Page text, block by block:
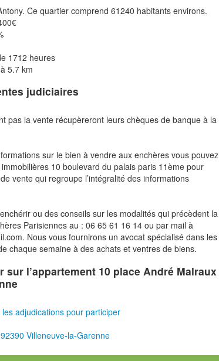
Ce quartier comprend 61240 habitants environs.
1712 heures
5.7 km
judiciaires
pas la vente récupèreront leurs chèques de banque à la
sur le bien à vendre aux enchères vous pouvez
10 boulevard du palais paris 11ème pour
vente qui regroupe l’intégralité des informations
ou des conseils sur les modalités qui précèdent la
Parisiennes au : 06 65 61 16 14 ou par mail à
Nous vous fournirons un avocat spécialisé dans les
chaque semaine à des achats et ventres de biens.
l’appartement 10 place André Malraux
adjudications pour participer
Villeneuve-la-Garenne